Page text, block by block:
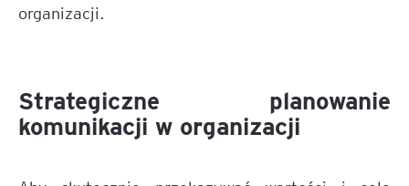
organizacji.
Strategiczne planowanie
komunikacji w organizacji